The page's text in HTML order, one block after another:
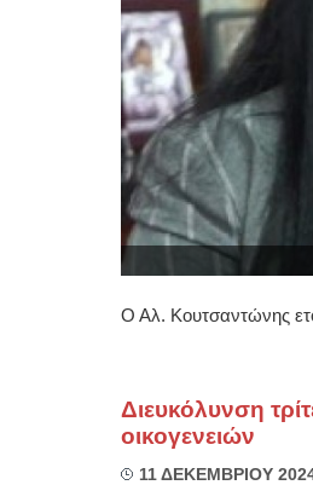
Ο Αλ. Κουτσαντώνης
Διευκόλυνση
οικογενειών
11 ΔΕΚΕΜΒΡΙΟΥ